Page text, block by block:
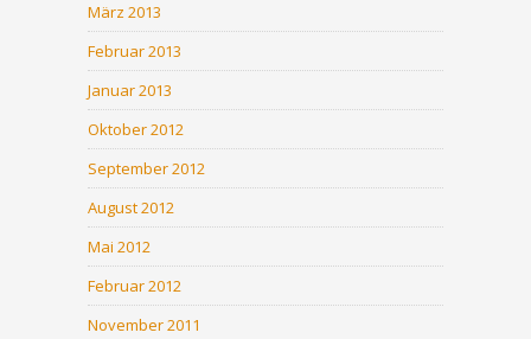
März 2013
Februar 2013
Januar 2013
Oktober 2012
September 2012
August 2012
Mai 2012
Februar 2012
November 2011